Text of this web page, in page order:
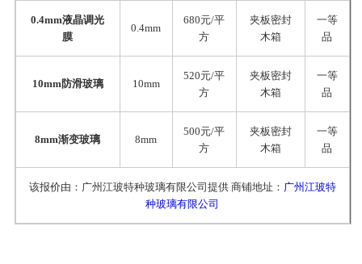
0.4mm液晶调光
膜
0.4mm
680元/平
方
夹板密封
木箱
一等
品
10mm防滑玻璃 10mm
520元/平
方
夹板密封
木箱
一等
品
8mm渐变玻璃 8mm
500元/平
方
夹板密封
木箱
一等
品
该报价由：广州江玻特种玻璃有限公司提供 商铺地址： 广州江玻特
种玻璃有限公司